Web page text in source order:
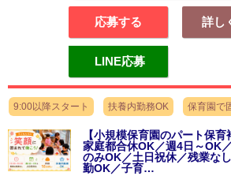
応募する 詳し
LINE応募
9:00以降スタート 扶養内勤務OK 保育園で
【小規模保育園のパート保
家庭都合休OK／週4日～OK
のみOK／土日祝休／残業な
勤OK／子育…